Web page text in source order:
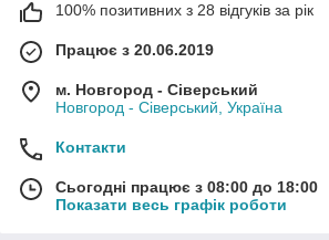
100% позитивних з 28 відгуків за рік
Працює з 20.06.2019
м. Новгород - Сіверський
Новгород - Сіверський, Україна
Контакти
Сьогодні працює з 08:00 до 18:00
Показати весь графік роботи